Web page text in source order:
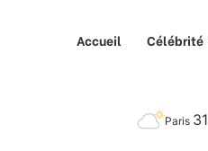
Accueil Célébrité
Paris 31